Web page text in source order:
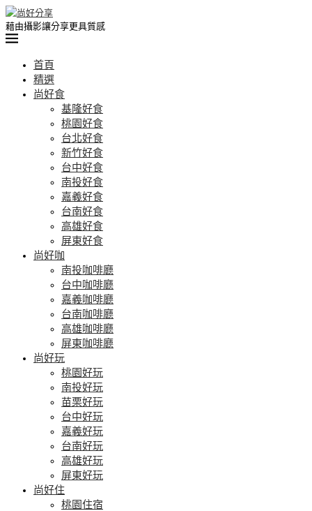
藉由攝影讓分享更具質感
首頁
精選
尚好食
基隆好食
桃園好食
台北好食
新竹好食
台中好食
南投好食
嘉義好食
台南好食
高雄好食
屏東好食
尚好咖
南投咖啡廳
台中咖啡廳
嘉義咖啡廳
台南咖啡廳
高雄咖啡廳
屏東咖啡廳
尚好玩
桃園好玩
南投好玩
苗栗好玩
台中好玩
嘉義好玩
台南好玩
高雄好玩
屏東好玩
尚好住
桃園住宿